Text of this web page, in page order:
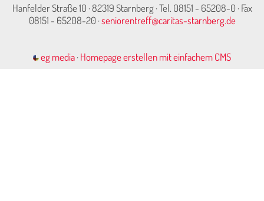
Hanfelder Straße 10 · 82319 Starnberg · Tel. 08151 - 65208-0 · Fax
08151 - 65208-20 ·seniorentreff@caritas-starnberg.de
eg media·Homepage erstellen mit einfachem CMS